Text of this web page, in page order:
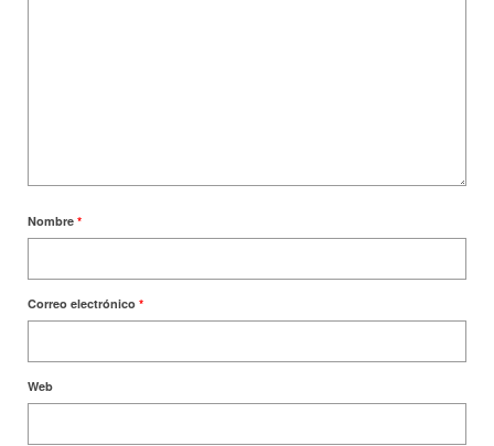
Nombre *
Correo electrónico *
Web